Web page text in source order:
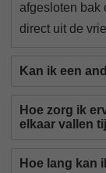
afgesloten bak
direct uit de
Kan ik een
Hoe zorg ik
elkaar vallen
Hoe lang kan